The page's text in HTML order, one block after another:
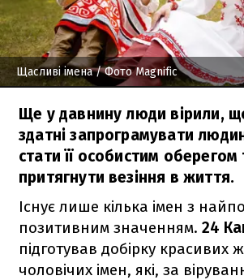
Щасливі імена/ Фото Magnific
Ще у давнину люди вірили,
здатні запрограмувати
стати її особистим оберегом
притягнути везіння в життя.
Існує лише кілька імен з
позитивним значенням. 24
підготував добірку красивих
чоловічих імен, які, за